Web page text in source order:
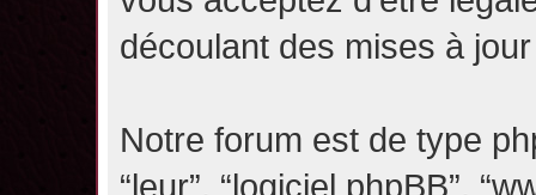
découlant des mises à
Notre forum est de type
“leur”, “logiciel phpBB”,